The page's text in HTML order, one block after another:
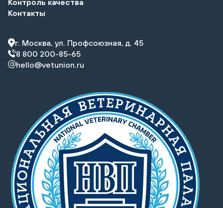
Контроль качества
Контакты
г. Москва, ул. Профсоюзная, д. 45
8 800 200-85-65
hello@vetunion.ru